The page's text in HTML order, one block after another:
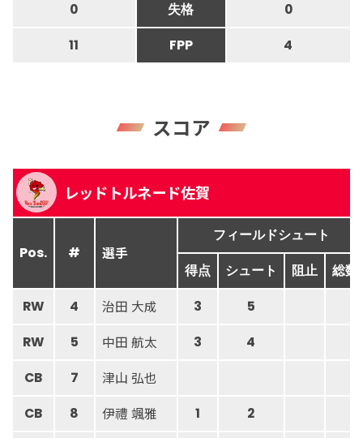
0 失格 0
11 FPP 4
スコア
レッドトルネード佐賀
Pos. # 選手
フィールドシュート
得点 シュート 阻止 総数
RW 4 治田 大成 3 5
RW 5 中田 航太 3 4
CB 7 津山 弘也
CB 8 伊禮 颯雅 1 2